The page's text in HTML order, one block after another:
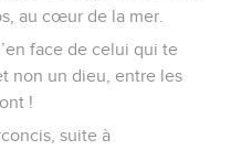
au cœur de la mer.
face de celui qui te
non un dieu, entre les
!
suite à